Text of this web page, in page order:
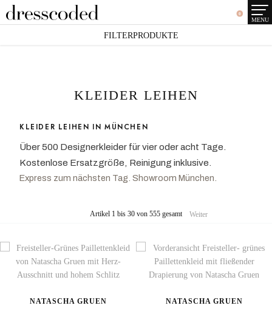
MENU
0
FILTERPRODUKTE
KLEIDER LEIHEN
KLEIDER LEIHEN IN MÜNCHEN
Über 500 Designerkleider für vier oder acht Tage.
Kostenlose Ersatzgröße, Reinigung inklusive.
Express zum nächsten Tag. Showroom München.
Artikel 1 bis 30 von 555 gesamt Weiter
NATASCHA GRUEN NATASCHA GRUEN